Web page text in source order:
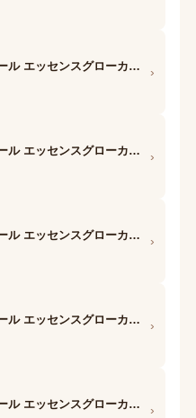
カネボウ化粧品 リクイール エッセンスグローカラー (OC4 ミディアムブラウン) 2剤 ›
カネボウ化粧品 リクイール エッセンスグローカラー (OC4 ミディアムブラウン) 1剤 ›
カネボウ化粧品 リクイール エッセンスグローカラー (OC3 ライトブラウン) 2剤 ›
カネボウ化粧品 リクイール エッセンスグローカラー (OC3 ライトブラウン) 1剤 ›
カネボウ化粧品 リクイール エッセンスグローカラー (BK ニュアンスブラック) 2剤 ›